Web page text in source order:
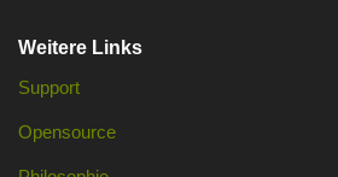
Weitere Links
Support
Opensource